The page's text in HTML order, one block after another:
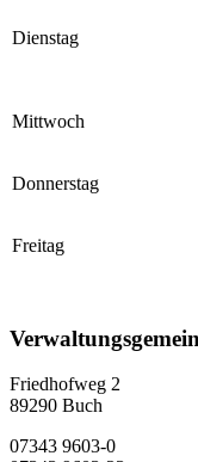
Dienstag
Mittwoch
Donnerstag
Freitag
Friedhofweg 2
89290 Buch
07343 9603-0